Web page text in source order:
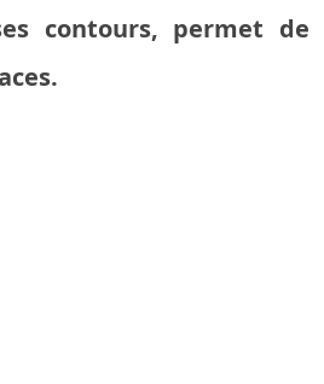
contours, permet de